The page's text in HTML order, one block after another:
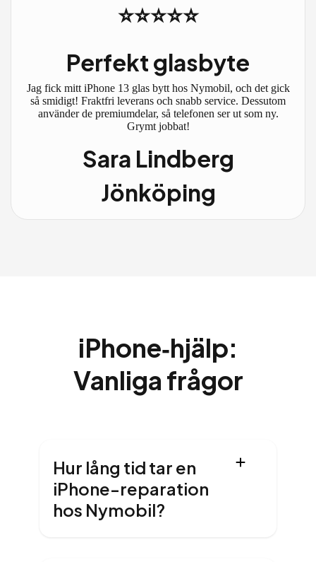
⭐⭐⭐⭐⭐
Perfekt glasbyte
Jag fick mitt iPhone 13 glas bytt hos Nymobil, och det gick
så smidigt! Fraktfri leverans och snabb service. Dessutom
använder de premiumdelar, så telefonen ser ut som ny.
Grymt jobbat!
Sara Lindberg
Jönköping
iPhone‑hjälp:
Vanliga frågor
Hur lång tid tar en
iPhone-reparation
hos Nymobil?